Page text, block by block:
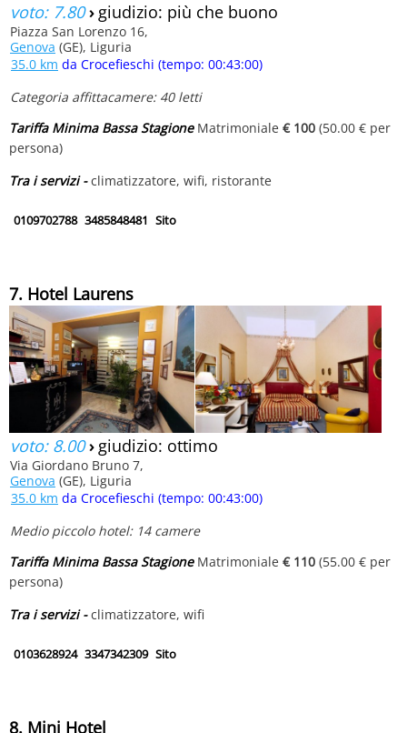
voto: 7.80› giudizio: più che buono
Piazza San Lorenzo 16,
Genova (GE), Liguria
35.0 km da Crocefieschi (tempo: 00:43:00)
Categoria affittacamere: 40 letti
Tariffa Minima Bassa StagioneMatrimoniale € 100 (50.00 € per
persona)
Tra i servizi -climatizzatore, wifi, ristorante
0109702788 3485848481 Sito
7. Hotel Laurens
voto: 8.00› giudizio: ottimo
Via Giordano Bruno 7,
Genova (GE), Liguria
35.0 km da Crocefieschi (tempo: 00:43:00)
Medio piccolo hotel: 14 camere
Tariffa Minima Bassa StagioneMatrimoniale € 110 (55.00 € per
persona)
Tra i servizi -climatizzatore, wifi
0103628924 3347342309 Sito
8. Mini Hotel